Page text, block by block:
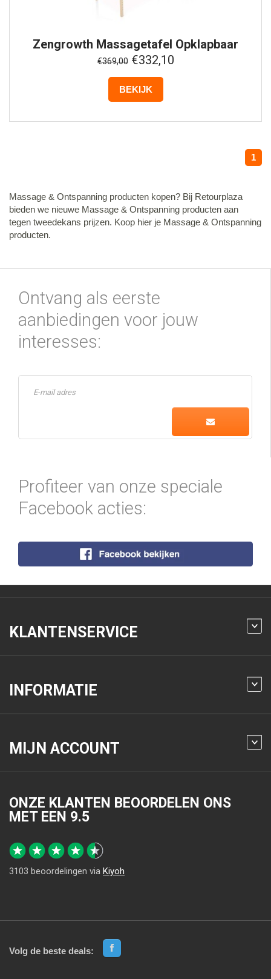
Zengrowth Massagetafel Opklapbaar
Belvedere 2.0 - 185x76 cm - Beige
€369,00€332,10
BEKIJK
1
Massage & Ontspanning producten kopen? Bij Retourplaza
bieden we nieuwe Massage & Ontspanning producten aan
tegen tweedekans prijzen. Koop hier je Massage & Ontspanning
producten.
Ontvang als eerste
aanbiedingen voor jouw
interesses:
Profiteer van onze speciale
Facebook acties:
KLANTENSERVICE
INFORMATIE
MIJN ACCOUNT
ONZE KLANTEN BEOORDELEN ONS
MET EEN 9.5
3103 beoordelingen via Kiyoh
Volg de beste deals: